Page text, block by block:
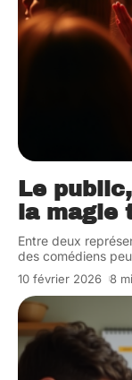
Le
la magie
Entre deux
des comédiens
10 février 2026 8